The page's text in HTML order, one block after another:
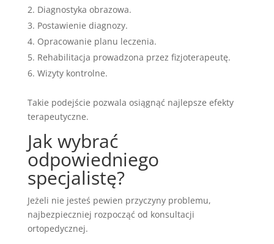
Diagnostyka obrazowa.
Postawienie diagnozy.
Opracowanie planu leczenia.
Rehabilitacja prowadzona przez fizjoterapeutę.
Wizyty kontrolne.
Takie podejście pozwala osiągnąć najlepsze efekty
terapeutyczne.
Jak wybrać
odpowiedniego
specjalistę?
Jeżeli nie jesteś pewien przyczyny problemu,
najbezpieczniej rozpocząć od konsultacji
ortopedycznej.